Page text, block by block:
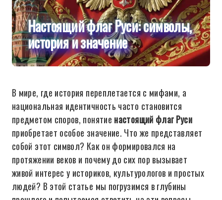
Настоящий флаг Руси: символы,
история и значение
В мире, где история переплетается с мифами, а
национальная идентичность часто становится
предметом споров, понятие настоящий флаг Руси
приобретает особое значение. Что же представляет
собой этот символ? Как он формировался на
протяжении веков и почему до сих пор вызывает
живой интерес у историков, культурологов и простых
людей? В этой статье мы погрузимся в глубины